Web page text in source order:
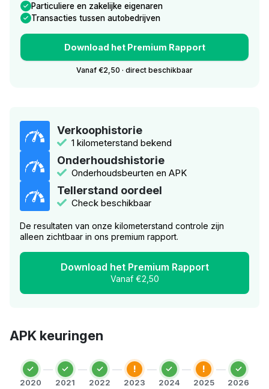
Particuliere en zakelijke eigenaren
Transacties tussen autobedrijven
Download het Premium Rapport
Vanaf €2,50 · direct beschikbaar
Verkoophistorie
1 kilometerstand bekend
Onderhoudshistorie
Onderhoudsbeurten en APK
Tellerstand oordeel
Check beschikbaar
De resultaten van onze kilometerstand controle zijn
alleen zichtbaar in ons premium rapport.
Download het Premium Rapport
Vanaf €2,50
APK keuringen
2020 2021 2022
!
2023 2024
!
2025 2026